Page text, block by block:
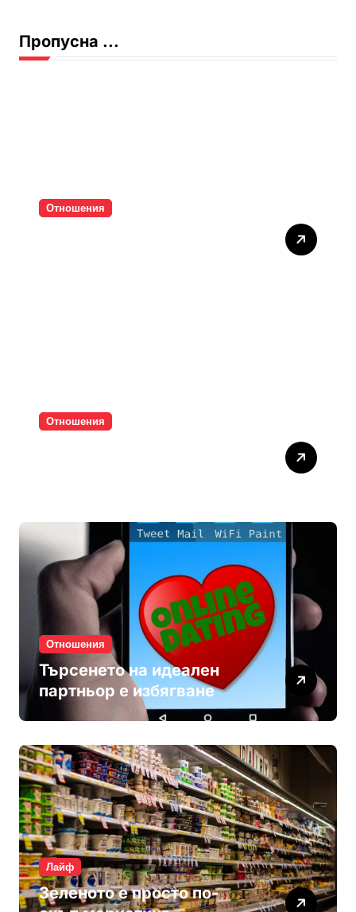
Пропусна ...
Отношения
Отношения
Отношения
Търсенето на идеален
партньор е избягване
Лайф
Зеленото е просто по-